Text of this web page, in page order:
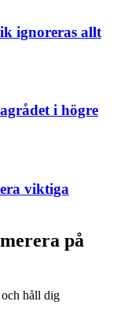
ignoreras allt
i högre
viktiga
på
och håll dig